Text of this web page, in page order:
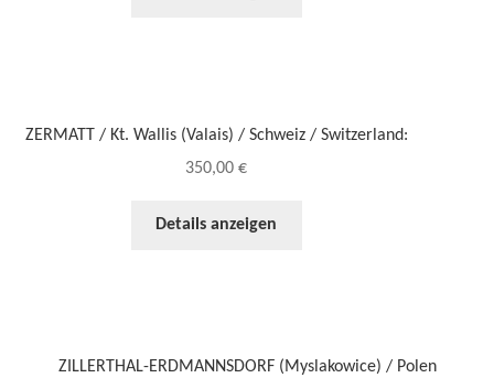
ZERMATT / Kt. Wallis (Valais) / Schweiz / Switzerland:
350,00€
Details anzeigen
ZILLERTHAL-ERDMANNSDORF (Myslakowice) / Polen